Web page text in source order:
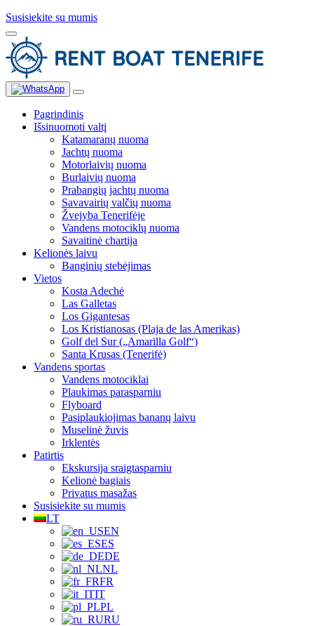
Susisiekite su mumis
Pagrindinis
Išsinuomoti valtį
Katamaranų nuoma
Jachtų nuoma
Motorlaivių nuoma
Burlaivių nuoma
Prabangių jachtų nuoma
Savavairių valčių nuoma
Žvejyba Tenerifėje
Vandens motociklų nuoma
Savaitinė chartija
Kelionės laivu
Banginių stebėjimas
Vietos
Kosta Adechė
Las Galletas
Los Gigantesas
Los Kristianosas (Plaja de las Amerikas)
Golf del Sur („Amarilla Golf“)
Santa Krusas (Tenerifė)
Vandens sportas
Vandens motociklai
Plaukimas parasparniu
Flyboard
Pasiplaukiojimas bananų laivu
Muselinė žuvis
Irklentės
Patirtis
Ekskursija sraigtasparniu
Kelionė bagiais
Privatus masažas
Susisiekite su mumis
LT
EN
ES
DE
NL
FR
IT
PL
RU